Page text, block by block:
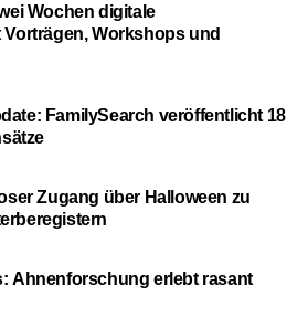
Wochen digitale
Workshops und
FamilySearch veröffentlicht 18
Zugang über Halloween zu
Ahnenforschung erlebt rasant